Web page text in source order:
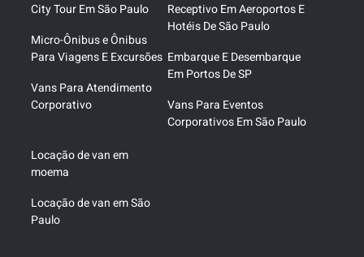
City Tour Em São Paulo
Micro-Ônibus e Ônibus
Para Viagens E Excursões
Vans Para Atendimento
Corporativo
Receptivo Em Aeroportos E
Hotéis De São Paulo
Embarque E Desembarque
Em Portos De SP
Vans Para Eventos
Corporativos Em São Paulo
Locação de van em
moema
Locação de van em São
Paulo